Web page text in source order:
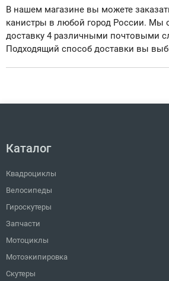
В нашем магазине вы можете
канистры в любой город России. Мы
доставку 4 различными почтовыми
Подходящий способ доставки вы
Каталог
Квадроциклы
Велосипеды
Гироскутеры
Запчасти
Мотоциклы
Мотоэкипировка
Скутеры